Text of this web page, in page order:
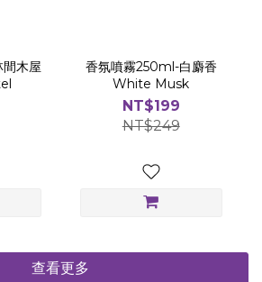
木屋
香氛噴霧250ml-白麝香
White Musk
NT$199
NT$249
查看更多